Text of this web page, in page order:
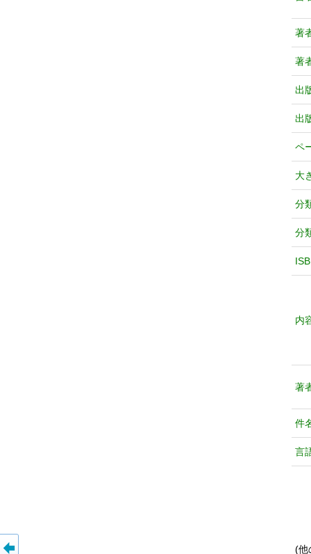
著
著
出
出
ペ
大
分
分
内
著
件
言
(他